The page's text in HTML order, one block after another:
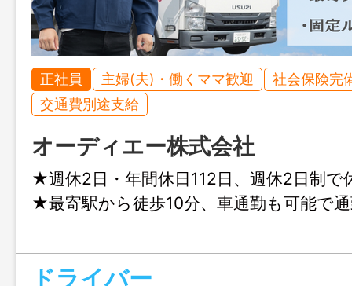
正社員 主婦(夫)・働くママ歓迎
社会保険完
交通費別途支給
オーディエー株式会社
★週休2日・年間休日112日、週休2日制で
★最寄駅から徒歩10分、車通勤も可能で
ドライバー